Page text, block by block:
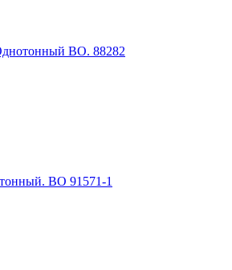
ВО. 88282
ВО 91571-1